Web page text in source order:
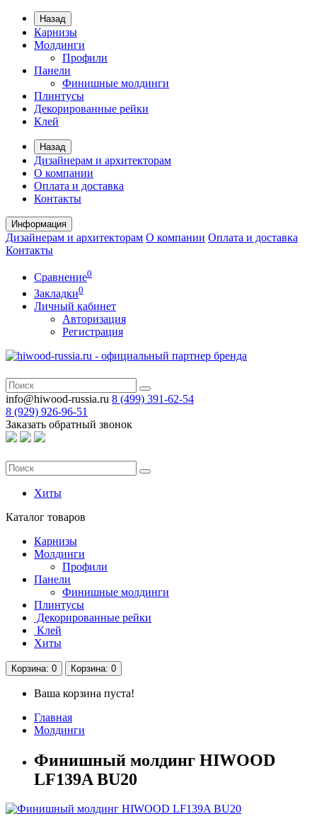
Назад
Карнизы
Молдинги
Профили
Панели
Финишные молдинги
Плинтусы
Декорированные рейки
Клей
Назад
Дизайнерам и архитекторам
О компании
Оплата и доставка
Контакты
Информация
Дизайнерам и архитекторам О компании Оплата и доставка
Контакты
Сравнение0
Закладки0
Личный кабинет
Авторизация
Регистрация
info@hiwood-russia.ru 8 (499) 391-62-54
8 (929) 926-96-51
Заказать обратный звонок
Хиты
Каталог товаров
Карнизы
Молдинги
Профили
Панели
Финишные молдинги
Плинтусы
Декорированные рейки
Клей
Хиты
Корзина: 0 Корзина: 0
Ваша корзина пуста!
Главная
Молдинги
Финишный молдинг HIWOOD
LF139A BU20